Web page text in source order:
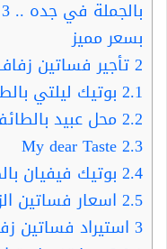
بسعر مميز
2تأجير فساتين
2.1 بوتيك ليلتي
2.2محل عبيد
2.3
2.4 بوتيك فيفيان
2.5 اسعار فساتين
3 استيراد فساتين